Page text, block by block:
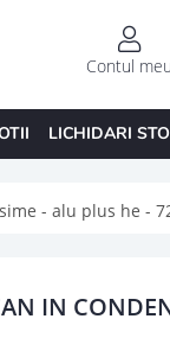
Contul meu
LICHIDARI
- alu plus he -
IN